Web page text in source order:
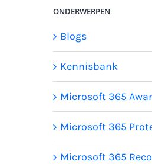
ONDERWERPEN
Blogs
Kennisbank
Microsoft 365
Microsoft 365
Microsoft 365